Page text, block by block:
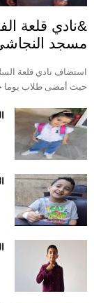
&نادي قلعة
مسجد
استضاف نادي قلعة
حيث أمضى طلاب يوما